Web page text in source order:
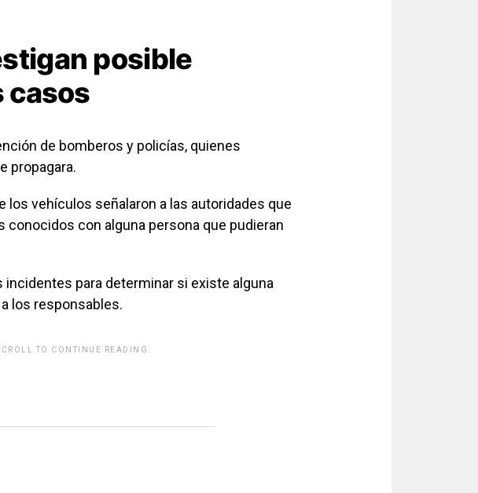
posible
casos
de bomberos y policías, quienes
propagara.
los vehículos señalaron a las autoridades que
con alguna persona que pudieran
para determinar si existe alguna
los responsables.
TO CONTINUE READING.